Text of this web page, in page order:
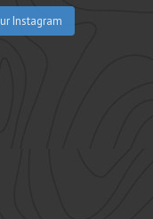
Instagram